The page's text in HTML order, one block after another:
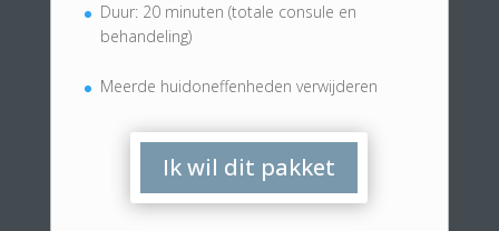
Duur: 20 minuten (totale consule en
behandeling)
Meerde huidoneffenheden verwijderen
Ik wil dit pakket